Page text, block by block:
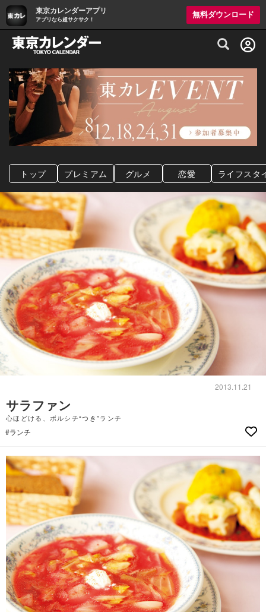
東京カレンダーアプリ
アプリなら超サクサク！
無料ダウンロード
グルメ情報・プレミアムレストラン予約
トップ プレミアム グルメ 恋愛 ライフスタ
2013.11.21
サラファン
心ほどける、ボルシチ“つき”ランチ
#ランチ